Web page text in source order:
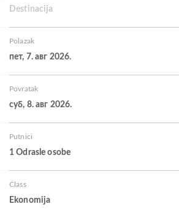
Destinacija
Polazak
пет, 7. авг 2026.
Povratak
суб, 8. авг 2026.
Putnici
1 Odrasle osobe
Class
Ekonomija